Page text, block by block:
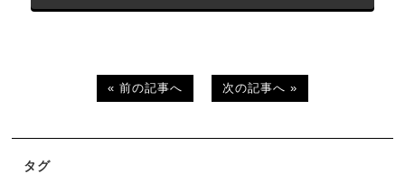
« 前の記事へ 次の記事へ »
タグ